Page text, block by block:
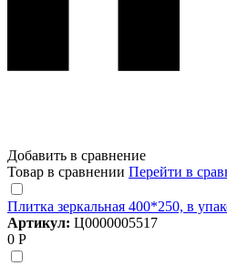
Добавить в сравнение
Товар в сравнении Перейти в
Плитка зеркальная 400*250, в
Артикул: Ц0000005517
0 Р